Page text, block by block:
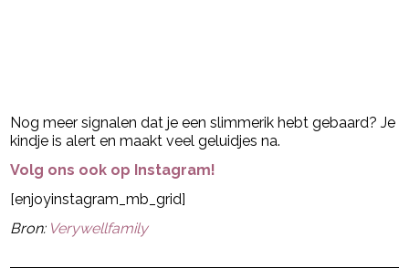
Nog meer signalen dat je een slimmerik hebt gebaard? Je
kindje is alert en maakt veel geluidjes na.
Volg ons ook op Instagram!
[enjoyinstagram_mb_grid]
Bron: Verywellfamily